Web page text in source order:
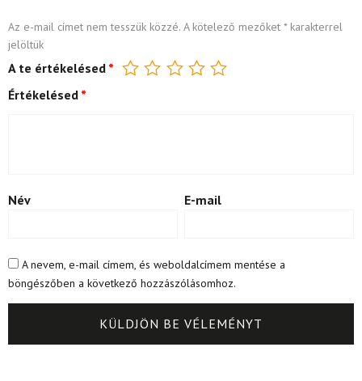
Az e-mail címet nem tesszük közzé. A kötelező mezőket *karakterrel
jelöltük
A te értékelésed *
Értékelésed *
Név E-mail
A nevem, e-mail címem, és weboldalcímem mentése a
böngészőben a következő hozzászólásomhoz.